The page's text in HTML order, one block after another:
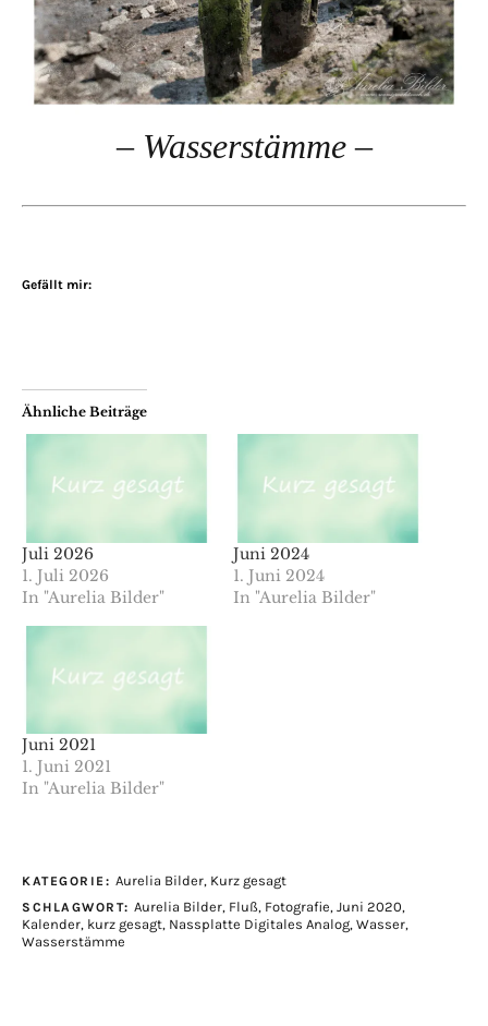
– Wasserstämme –
Gefällt mir:
Ähnliche Beiträge
Juli 2026
1. Juli 2026
In "Aurelia Bilder"
Juni 2024
1. Juni 2024
In "Aurelia Bilder"
Juni 2021
1. Juni 2021
In "Aurelia Bilder"
KATEGORIE: Aurelia Bilder, Kurz gesagt
SCHLAGWORT: Aurelia Bilder, Fluß, Fotografie, Juni 2020,
Kalender, kurz gesagt, Nassplatte Digitales Analog, Wasser,
Wasserstämme